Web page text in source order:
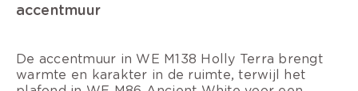
accentmuur
De accentmuur in WE M138 Holly Terra brengt
warmte en karakter in de ruimte, terwijl het